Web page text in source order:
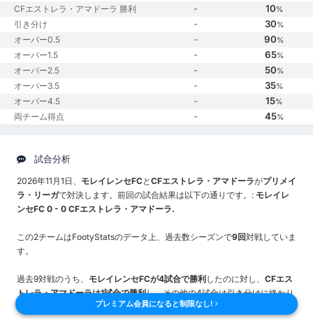
CFエストレラ・アマドーラ 勝利 - 10%
引き分け - 30%
オーバー0.5 - 90%
オーバー1.5 - 65%
オーバー2.5 - 50%
オーバー3.5 - 35%
オーバー4.5 - 15%
両チーム得点 - 45%
試合分析
2026年11月1日、 モレイレンセFCと CFエストレラ・アマドーラがプリメイ
ラ・リーガで対決します。前回の試合結果は以下の通りです。: モレイレ
ンセFC 0 - 0 CFエストレラ・アマドーラ.
この2チームはFootyStatsのデータ上、過去数シーズンで9回対戦していま
す。
過去9対戦のうち、 モレイレンセFCが4試合で勝利 したのに対し、 CFエス
トレラ・アマドーラは1試合で勝利し、その他の4試合は引き分けに終わり
プレミアム会員になると制限なし!